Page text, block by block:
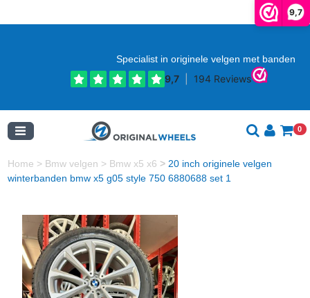
9,7
Specialist in originele velgen met banden
0
Home > Bmw velgen > Bmw x5 x6 > 20 inch originele velgen
winterbanden bmw x5 g05 style 750 6880688 set 1